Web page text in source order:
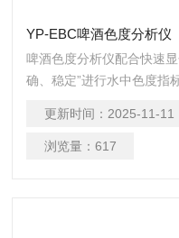
YP-EBC啤酒色度分析仪
啤酒色度分析仪配合快速
确、稳定”进行水中色度指
数据，可更准确、有效的
损失。
更新时间： 2025-11-11
浏览量： 617